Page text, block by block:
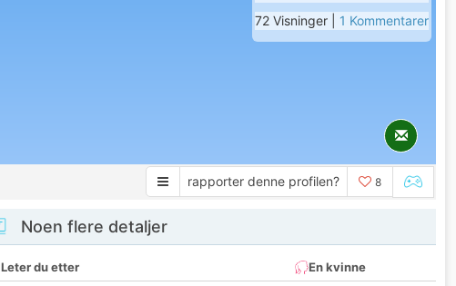
72 Visninger | 1 Kommentarer
rapporter denne profilen? 8
Noen flere detaljer
Leter du etter
En kvinne